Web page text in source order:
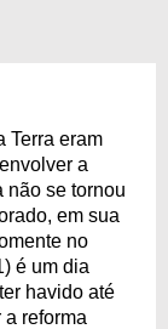
Terra eram
a
não se tornou
em sua
no
é um dia
havido até
reforma